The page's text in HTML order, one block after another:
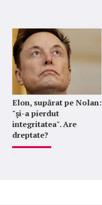
Elon, supărat pe Nolan:
"şi-a pierdut
integritatea". Are
dreptate?